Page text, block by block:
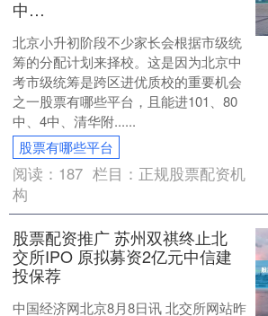
中…
北京小升初阶段不少家长会根据市级统
筹的分配计划来择校。这是因为北京中
考市级统筹是跨区进优质校的重要机会
之一股票有哪些平台，且能进101、80
中、4中、清华附......
股票有哪些平台
阅读： 187 栏目： 正规股票配资机
构
股票配资推广 苏州双祺终止北
交所IPO 原拟募资2亿元中信建
投保荐
中国经济网北京8月8日讯 北交所网站昨